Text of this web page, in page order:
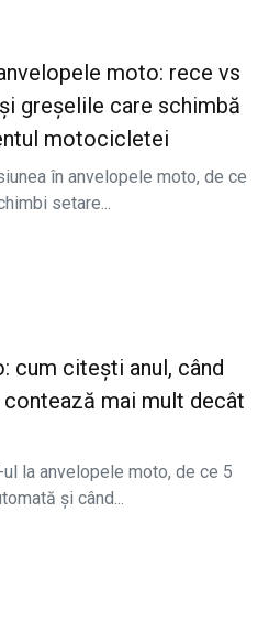
moto: rece vs
greșelile care schimbă
motocicletei
în anvelopele moto, de ce
setare...
cum citești anul, când
mai mult decât
la anvelopele moto, de ce 5
și când...